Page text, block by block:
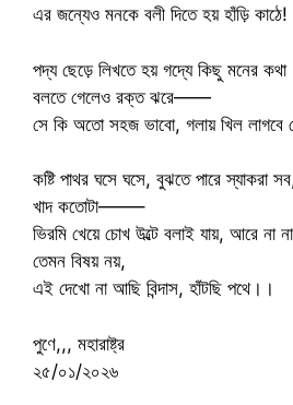
এর জন্যেও মনকে বলী দিতে হয় হাঁড়ি কাঠে!
পদ্য ছেড়ে লিখতে হয় গদ্যে কিছু মনের কথা
বলতে গেলেও রক্ত ঝরে——
সে কি অতো সহজ ভাবো, গলায় খিল লাগবে
কষ্টি পাথর ঘসে ঘসে, বুঝতে পারে স্যাকরা
খাদ কতোটা——–
ভিরমি খেয়ে চোখ উল্টে বলাই যায়, আরে না
তেমন বিষয় নয়,
এই দেখো না আছি বিন্দাস, হাঁটছি পথে।।
পুণে,,, মহারাষ্ট্র
২৫/০১/২০২৬